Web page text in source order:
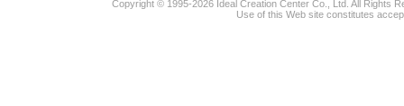
Copyright © 1995-2026 Ideal Creation Center Co., Ltd. All Rights
Use of this Web site constitutes